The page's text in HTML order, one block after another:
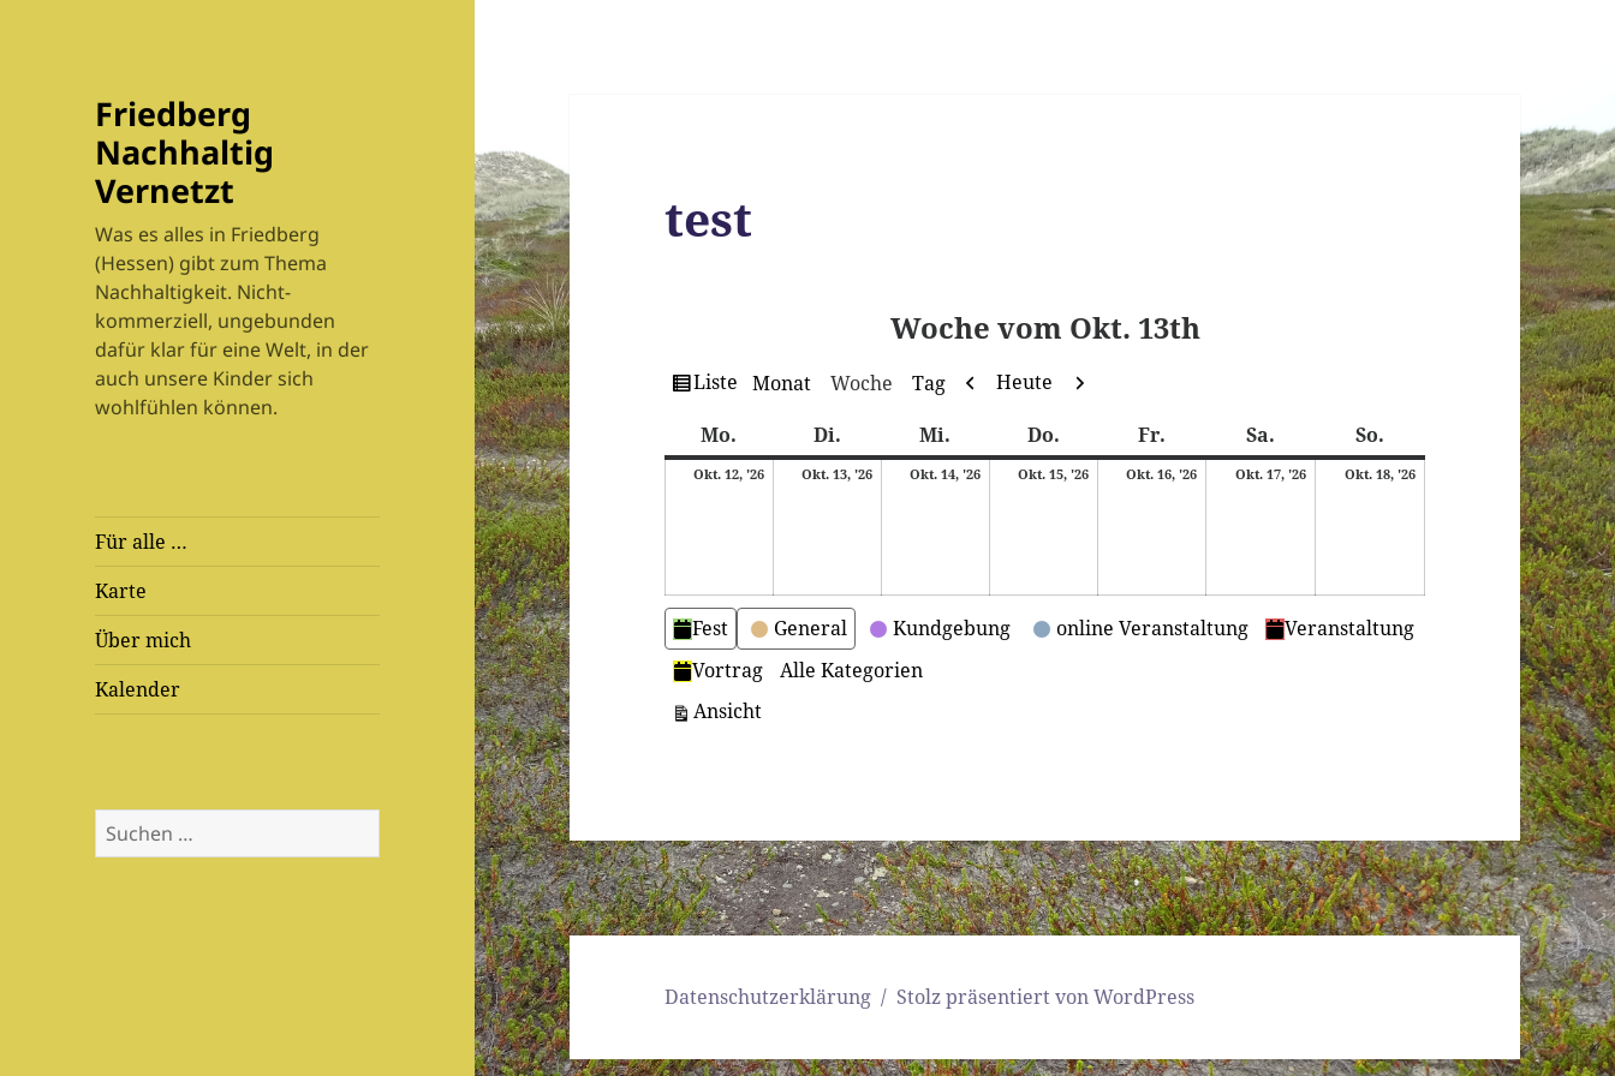
Friedberg
Nachhaltig
Vernetzt
Was es alles in Friedberg
(Hessen) gibt zum Thema
Nachhaltigkeit. Nicht-
kommerziell, ungebunden
dafür klar für eine Welt, in der
auch unsere Kinder sich
wohlfühlen können.
Für alle …
Karte
Über mich
Kalender
Suchen
nach:
test
Woche vom Okt. 13th
Ansicht
Liste Monat Woche Tag Zurück
Heute Weiter
Mo. Di.DienstagMi. MittwochDo.Donnerstag
Fr.Freitag Sa.Samstag So.Sonntag
Okt. 12, '2612.
Okt. 13, '2613.
Okt. 14, '2614.
Okt. 15, '2615.
Okt. 16, '2616.
Okt. 17, '2617.
Okt. 18, '2618.
Kategorien
Fest General Kundgebung online Veranstaltung
Veranstaltung
Vortrag
Alle Kategorien
Ansichtausdrucken
Datenschutzerklärung Stolz präsentiert von WordPress